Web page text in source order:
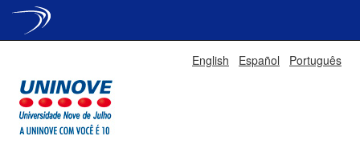
English Español Português